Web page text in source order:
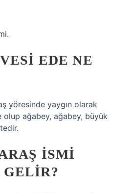
EDE NE
yöresinde yaygın olarak
olup ağabey, ağabey, büyük
ISMI
GELIR?